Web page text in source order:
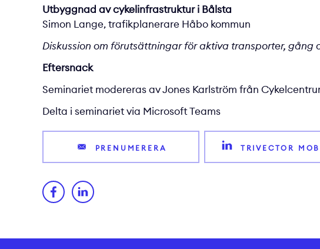
Utbyggnad av cykelinfrastruktur i Bålsta
Simon Lange, trafikplanerare Håbo kommun
Diskussion om förutsättningar för aktiva transporter, gång
Eftersnack
Seminariet modereras av Jones Karlström från
Delta i seminariet via Microsoft Teams
PRENUMERERA TRIVECTOR